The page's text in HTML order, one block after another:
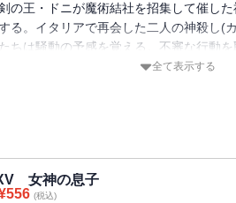
の王・ドニが魔術結社を招集して催し
る。イタリアで再会した二人の神殺し(
たちは騒動の予感を覚える。不審な行動
で、謎の洞穴に吸い込まれた護堂、エリ
全て表示する
女神の息子
556 (税込)